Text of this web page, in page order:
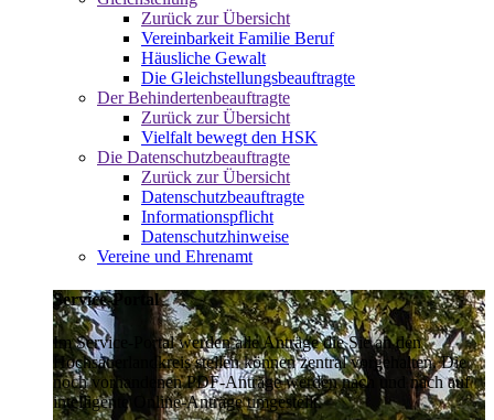
Zurück zur Übersicht
Vereinbarkeit Familie Beruf
Häusliche Gewalt
Die Gleichstellungsbeauftragte
Der Behindertenbeauftragte
Zurück zur Übersicht
Vielfalt bewegt den HSK
Die Datenschutzbeauftragte
Zurück zur Übersicht
Datenschutzbeauftragte
Informationspflicht
Datenschutzhinweise
Vereine und Ehrenamt
Service-Portal
Im Service-Portal werden alle Anträge die Sie an den
Hochsauerlandkreis stellen können zentral vorgehalten. Die
noch vorhandenen PDF-Anträge werden nach und nach auf
intelligente Online-Anträge umgestellt.